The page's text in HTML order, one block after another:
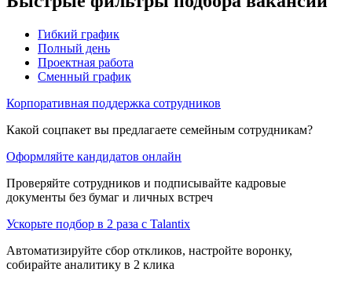
Гибкий график
Полный день
Проектная работа
Сменный график
Корпоративная поддержка сотрудников
Какой соцпакет вы предлагаете семейным сотрудникам?
Оформляйте кандидатов онлайн
Проверяйте сотрудников и подписывайте кадровые
документы без бумаг и личных встреч
Ускорьте подбор в 2 раза с Talantix
Автоматизируйте сбор откликов, настройте воронку,
собирайте аналитику в 2 клика